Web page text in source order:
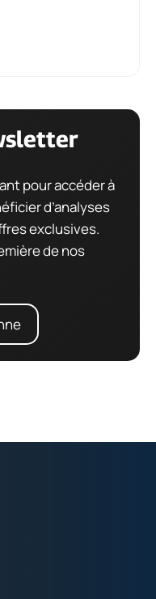
pour accéder à
d’analyses
exclusives.
de nos